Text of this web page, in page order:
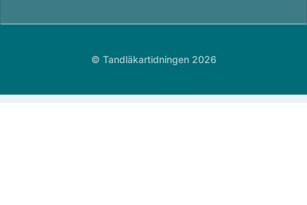
© Tandläkartidningen 2026